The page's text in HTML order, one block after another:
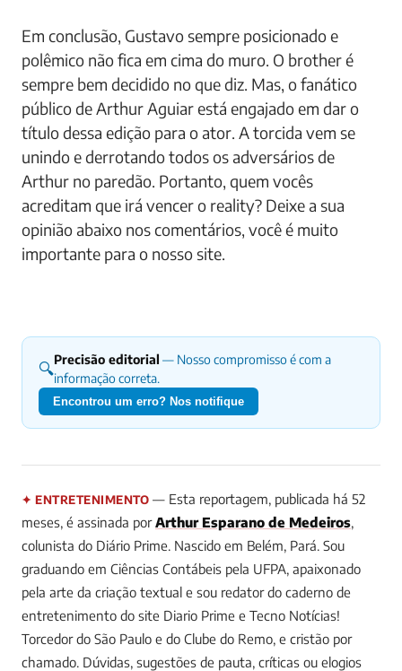
Em conclusão, Gustavo sempre posicionado e
polêmico não fica em cima do muro. O brother é
sempre bem decidido no que diz. Mas, o fanático
público de Arthur Aguiar está engajado em dar o
título dessa edição para o ator. A torcida vem se
unindo e derrotando todos os adversários de
Arthur no paredão. Portanto, quem vocês
acreditam que irá vencer o reality? Deixe a sua
opinião abaixo nos comentários, você é muito
importante para o nosso site.
🔍Precisão editorial — Nosso compromisso é com a
informação correta.
Encontrou um erro? Nos notifique
✦ ENTRETENIMENTO — Esta reportagem, publicada há 52
meses, é assinada porArthur Esparano de Medeiros,
colunista do Diário Prime. Nascido em Belém, Pará. Sou
graduando em Ciências Contábeis pela UFPA, apaixonado
pela arte da criação textual e sou redator do caderno de
entretenimento do site Diario Prime e Tecno Notícias!
Torcedor do São Paulo e do Clube do Remo, e cristão por
chamado. Dúvidas, sugestões de pauta, críticas ou elogios